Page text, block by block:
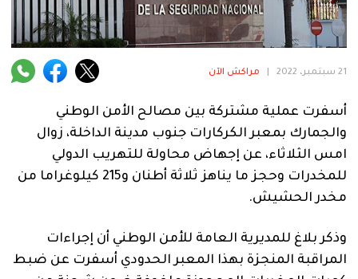
فنية
منوعة
آراء
21 سبتمبر، 2022 مراكش الآن
أسفرت عملية مشتركة بين مصالح الأمن الوطني
والجمارك بمعبر الكركارات جنوب مدينة الداخلة، زوال
امس الثلاثاء، عن إجهاض محاولة للتهريب الدولي
للمخدرات وحجز ما يناهز ثلاثة أطنان و215 كيلوغراما من
مخدر الحشيش.
وذكر بلاغ للمديرية العامة للأمن الوطني أن إجراءات
المراقبة المنجزة بهذا المعبر الحدودي أسفرت عن ضبط